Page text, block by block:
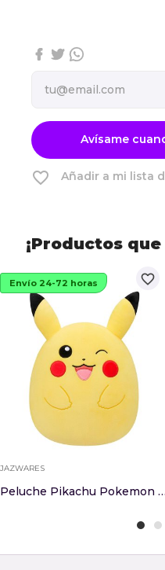
Avísame
favorite_border Añadir a mi lista
¡Productos
favorite_border
Envío 24-72 horas
JAZWARES
Peluche Pikachu Pokemon Squishmallows 27cm